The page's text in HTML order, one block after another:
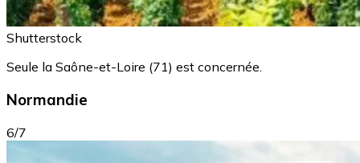
Shutterstock
Seule la Saône-et-Loire (71) est concernée.
Normandie
6/7